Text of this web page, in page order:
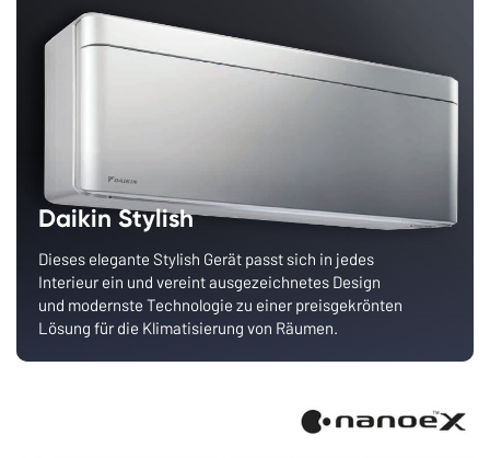
Daikin Stylish
Dieses elegante Stylish Gerät passt sich in jedes
Interieur ein und vereint ausgezeichnetes Design
und modernste Technologie zu einer preisgekrönten
Lösung für die Klimatisierung von Räumen.